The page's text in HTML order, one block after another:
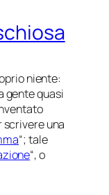
niente:
gente quasi
scrivere una
“; tale
“, o